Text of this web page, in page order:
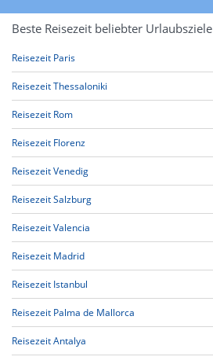
Beste Reisezeit beliebter Urlaubsziele
Reisezeit Paris
Reisezeit Thessaloniki
Reisezeit Rom
Reisezeit Florenz
Reisezeit Venedig
Reisezeit Salzburg
Reisezeit Valencia
Reisezeit Madrid
Reisezeit Istanbul
Reisezeit Palma de Mallorca
Reisezeit Antalya